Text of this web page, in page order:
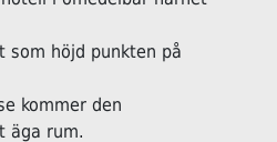
som höjd punkten på
kommer den
äga rum.